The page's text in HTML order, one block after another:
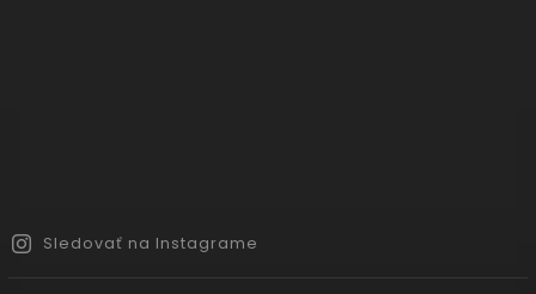
Sledovať na Instagrame